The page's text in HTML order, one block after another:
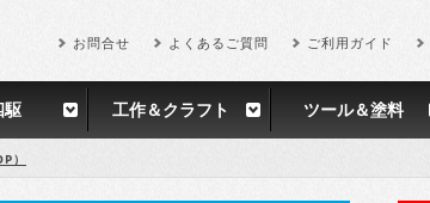
お問合せ よくあるご質問 ご利用ガイド
駆 工作＆クラフト ツール＆塗料
）